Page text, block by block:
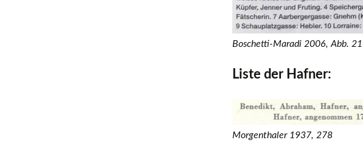
Boschetti-Maradi 2006, Abb.
Liste der Hafner:
Morgenthaler 1937, 278